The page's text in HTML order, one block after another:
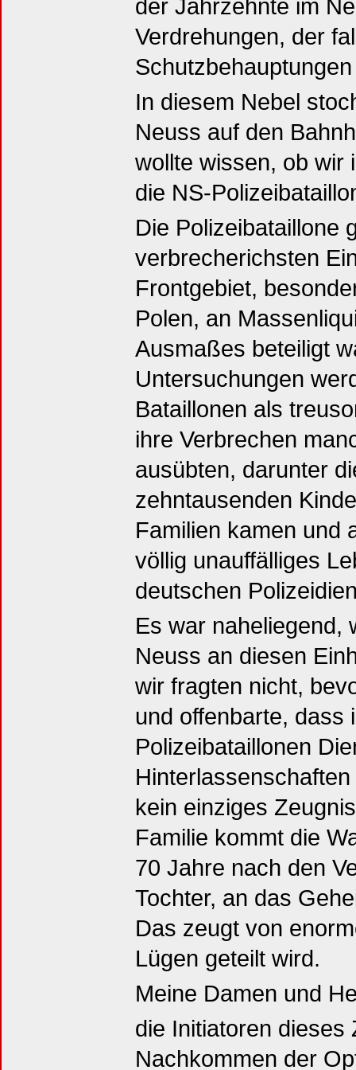
der Jahrzehnte im
Verdrehungen, der
In diesem Nebel
Neuss auf den
wollte wissen, ob wir
die NS-
Die Polizeibataillone
verbrecherichsten
Frontgebiet,
Polen, an
Ausmaßes beteiligt
Untersuchungen
Bataillonen als
ihre Verbrechen
ausübten, darunter
zehntausenden
Familien kamen und
völlig unauffälliges
deutschen
Es war naheliegend,
Neuss an diesen
wir fragten nicht,
und offenbarte, dass
Polizeibataillonen
kein einziges
Familie kommt die
70 Jahre nach den
Tochter, an das
Das zeugt von
Lügen geteilt wird.
Meine Damen und
die Initiatoren dieses
Nachkommen der